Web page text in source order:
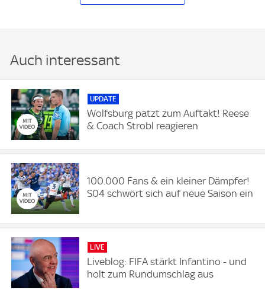
Auch interessant
UPDATE
Wolfsburg patzt zum Auftakt! Reese
& Coach Strobl reagieren
100.000 Fans & ein kleiner Dämpfer!
S04 schwört sich auf neue Saison ein
LIVE
Liveblog: FIFA stärkt Infantino - und
holt zum Rundumschlag aus